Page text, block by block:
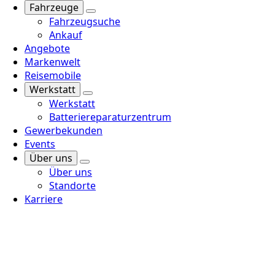
Fahrzeuge
Fahrzeugsuche
Ankauf
Angebote
Markenwelt
Reisemobile
Werkstatt
Werkstatt
Batteriereparaturzentrum
Gewerbekunden
Events
Über uns
Über uns
Standorte
Karriere